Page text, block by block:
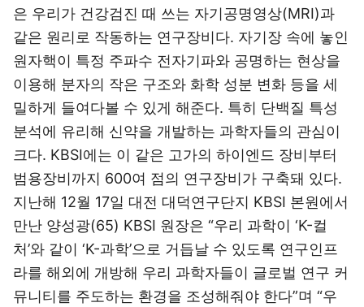
은 우리가 건강검진 때 쓰는 자기공명영상(MRI)과
같은 원리로 작동하는 연구장비다. 자기장 속에 놓인
원자핵이 특정 주파수 전자기파와 공명하는 현상을
이용해 분자의 작은 구조와 화학 성분 변화 등을 세
밀하게 들여다볼 수 있게 해준다. 특히 단백질 특성
분석에 유리해 신약을 개발하는 과학자들의 관심이
크다. KBSI에는 이 같은 고가의 하이엔드 장비부터
범용장비까지 600여 점의 연구장비가 구축돼 있다.
지난해 12월 17일 대전 대덕연구단지 KBSI 본원에서
만난 양성광(65) KBSI 원장은 “우리 과학이 ‘K-컬
처’와 같이 ‘K-과학’으로 거듭날 수 있도록 연구인프
라를 해외에 개방해 우리 과학자들이 글로벌 연구 커
뮤니티를 주도하는 환경을 조성해줘야 한다”며 “우